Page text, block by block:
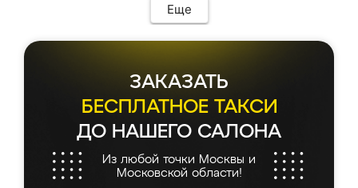
мебель сразу встала на свое место без
каких-либо доработок. Качеством осталась
довольна, все выглядит так, как и ожидала.
Еще
ЗАКАЗАТЬ
БЕСПЛАТНОЕ ТАКСИ
ДО НАШЕГО САЛОНА
Из любой точки Москвы и
Московской области!